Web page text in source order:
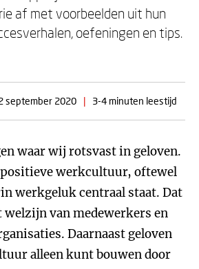
af met voorbeelden uit hun
oefeningen en tips.
september 2020 | 3-4 minuten leestijd
waar wij rotsvast in geloven.
werkcultuur, oftewel
werkgeluk centraal staat. Dat
welzijn van medewerkers en
Daarnaast geloven
alleen kunt bouwen door